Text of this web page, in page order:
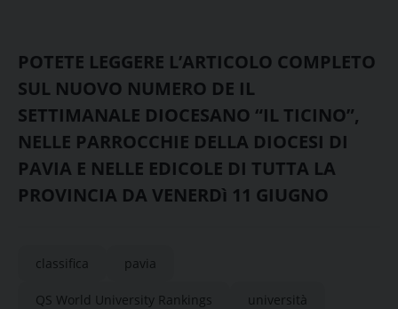
POTETE LEGGERE L’ARTICOLO COMPLETO
SUL NUOVO NUMERO DE IL
SETTIMANALE DIOCESANO “IL TICINO”,
NELLE PARROCCHIE DELLA DIOCESI DI
PAVIA E NELLE EDICOLE DI TUTTA LA
PROVINCIA DA VENERDì 11 GIUGNO
classifica pavia
QS World University Rankings università